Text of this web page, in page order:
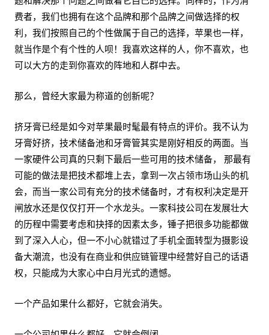
费者，我们也拥有在这个品牌和那个品牌之间做选择的权
利，我们按照自己的个性做属于自己的选择，苹果也一样，
就当作是个有个性的人呗！我喜欢这样的人，你不喜欢，也
可以大方的走到你喜欢的阵地和人群中去。
那么，曾经大家最为称道的创新呢？
挤牙膏已经是如今对苹果最时髦最有特点的评价。我不认为
牙膏好挤，技术储备池和牙膏管其实是刚好相反的两面。当
一家硬件公司真的只剩下最后一些可用的技术储备， 那最有
可能的做法是把技术都堆上去，拿到一次占领市场山头的机
会，而当一家公司有充分的技术储备时，才有权利决定是开
闸放水还是仅仅打开一个水龙头。一家科技公司在发展壮大
的历程中需要考虑和抉择的因素太多，锤子把很多功能都做
到了深入人心，但一不小心就错过了手机全面转型为摄影设
备大潮流，也没有在商业和供应链管理中经营好自己的话语
权，只能成为大家心中白月光式的遗憾。
一个产品如果什么都好，它就会消失。